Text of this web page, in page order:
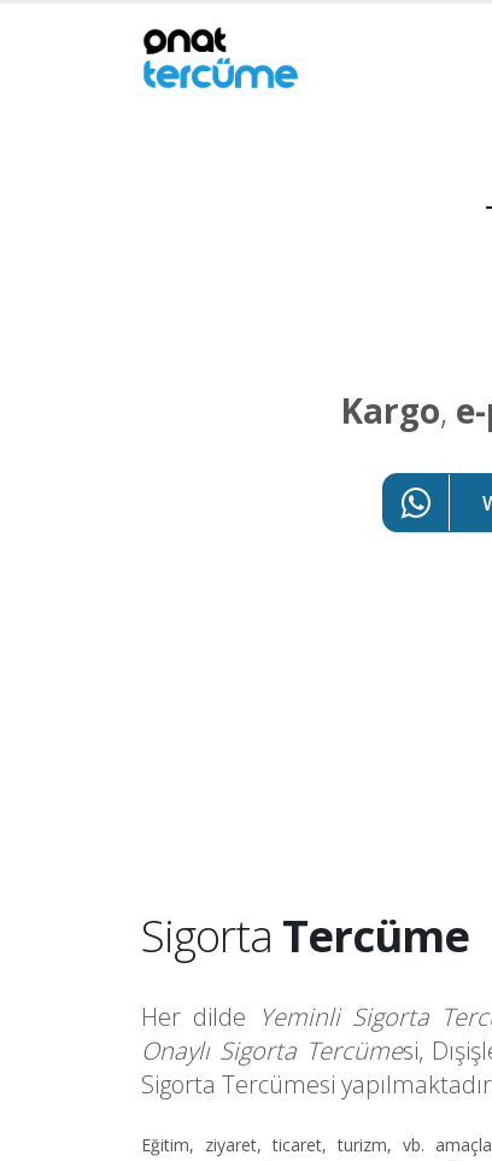
Kargo,
Sigorta Tercüme
Her dilde Yeminli Sigorta
Onaylı Sigorta Tercümesi,
Sigorta Tercümesi
Eğitim, ziyaret, ticaret, turizm, vb.